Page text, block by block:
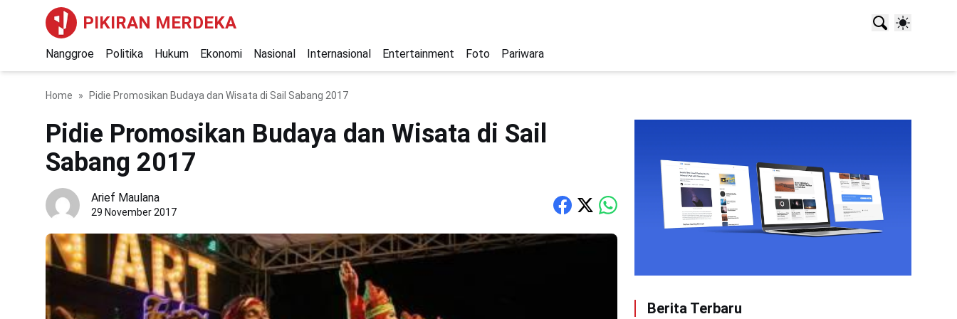
PIKIRAN MERDEKA
Nanggroe Politika Hukum Ekonomi Nasional Internasional Entertainment Foto Pariwara
Home Pidie Promosikan Budaya dan Wisata di Sail Sabang 2017
Pidie Promosikan Budaya dan Wisata di Sail
Sabang 2017
Arief Maulana
29 November 2017
Berita Terbaru